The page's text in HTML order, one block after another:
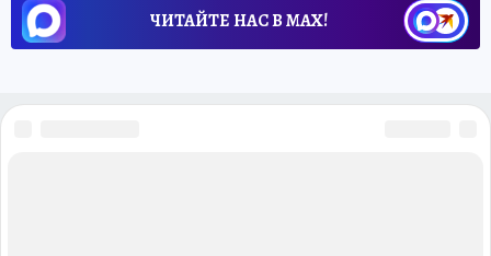
ЧИТАЙТЕ НАС В МАХ!